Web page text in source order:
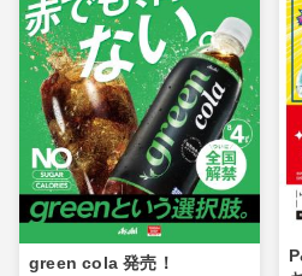
green cola 発売！